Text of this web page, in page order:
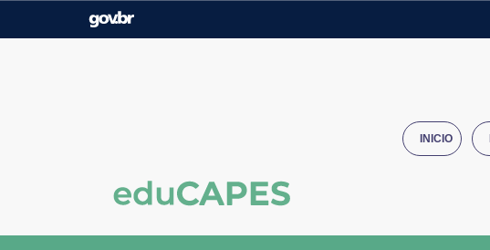
Institucional
INICIO